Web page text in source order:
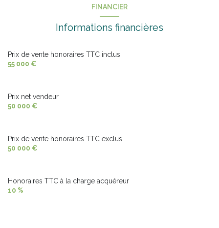
FINANCIER
Informations financières
Prix de vente honoraires TTC inclus
55 000 €
Prix net vendeur
50 000 €
Prix de vente honoraires TTC exclus
50 000 €
Honoraires TTC à la charge acquéreur
10 %